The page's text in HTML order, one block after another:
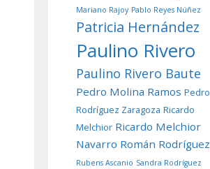
Mariano Rajoy Pablo Reyes Núñez
Patricia Hernández
Paulino Rivero
Paulino Rivero Baute
Pedro Molina Ramos Pedro
Rodríguez Zaragoza Ricardo
Melchior Ricardo Melchior
Navarro Román Rodríguez
Rubens Ascanio Sandra Rodríguez